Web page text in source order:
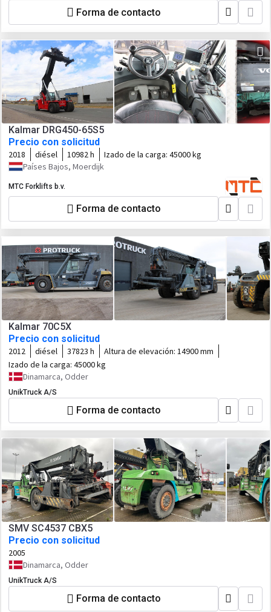
Forma de contacto
Kalmar DRG450-65S5
Precio con solicitud
2018 diésel 10982 h Izado de la carga: 45000 kg
Países Bajos, Moerdijk
MTC Forklifts b.v.
Forma de contacto
Kalmar 70C5X
Precio con solicitud
2012 diésel 37823 h Altura de elevación: 14900 mm
Izado de la carga: 45000 kg
Dinamarca, Odder
UnikTruck A/S
Forma de contacto
SMV SC4537 CBX5
Precio con solicitud
2005
Dinamarca, Odder
UnikTruck A/S
Forma de contacto